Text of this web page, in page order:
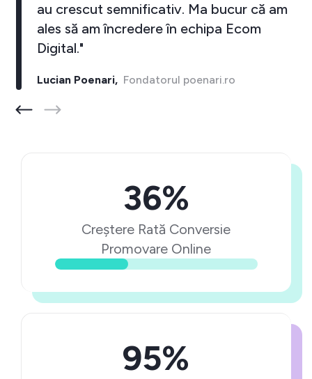
au crescut semnificativ. Ma bucur că am
ales să am încredere în echipa Ecom
Digital."
Lucian Poenari,Fondatorul poenari.ro
36%
Creștere Rată Conversie
Promovare Online
95%